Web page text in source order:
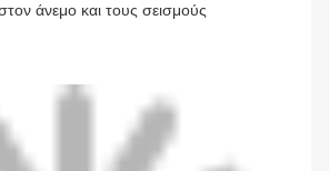
άνεμο και τους σεισμούς